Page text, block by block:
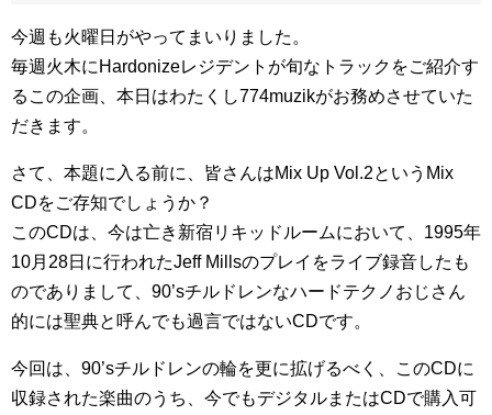
今週も火曜日がやってまいりました。
毎週火木にHardonizeレジデントが旬なトラックをご紹介す
るこの企画、本日はわたくし774muzikがお務めさせていた
だきます。
さて、本題に入る前に、皆さんはMix Up Vol.2というMix
CDをご存知でしょうか？
このCDは、今は亡き新宿リキッドルームにおいて、1995年
10月28日に行われたJeff Millsのプレイをライブ録音したも
のでありまして、90’sチルドレンなハードテクノおじさん
的には聖典と呼んでも過言ではないCDです。
今回は、90’sチルドレンの輪を更に拡げるべく、このCDに
収録された楽曲のうち、今でもデジタルまたはCDで購入可